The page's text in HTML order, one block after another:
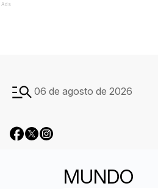
Ads
06 de agosto de 2026
MUNDO